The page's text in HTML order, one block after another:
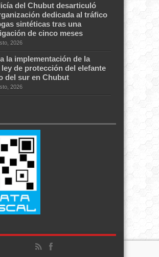
del Chubut desarticuló
dedicada al tráfico
sintéticas tras una
de cinco meses
2026
la implementación de la
ley de protección del elefante
del sur en Chubut
2026